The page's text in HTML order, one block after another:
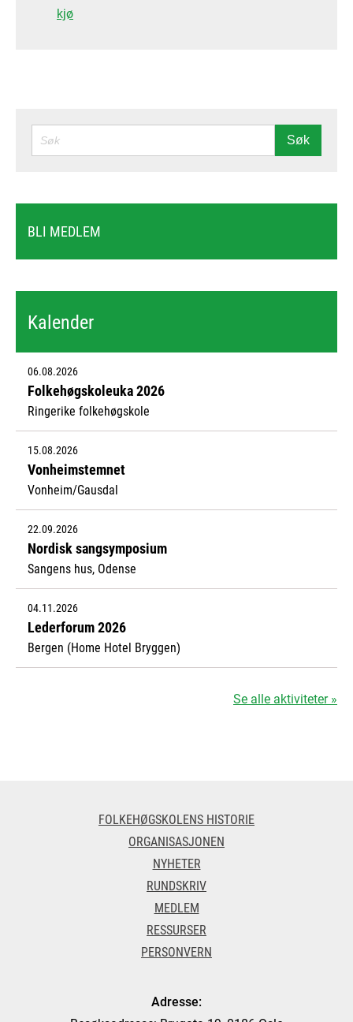
kjø
SØK Søk
BLI MEDLEM
Kalender
06.08.2026
Folkehøgskoleuka 2026
Ringerike folkehøgskole
15.08.2026
Vonheimstemnet
Vonheim/Gausdal
22.09.2026
Nordisk sangsymposium
Sangens hus, Odense
04.11.2026
Lederforum 2026
Bergen (Home Hotel Bryggen)
Se alle aktiviteter »
FOLKEHØGSKOLENS HISTORIE
ORGANISASJONEN
NYHETER
RUNDSKRIV
MEDLEM
RESSURSER
PERSONVERN
Adresse: